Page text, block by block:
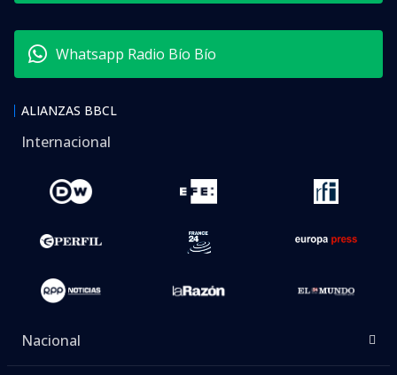
Whatsapp Radio Bío Bío
ALIANZAS BBCL
Internacional
Nacional